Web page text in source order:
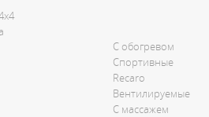
С обогревом
Спортивные
Recaro
Вентилируемые
С массажем